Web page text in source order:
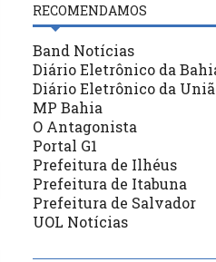
RECOMENDAMOS
Band Notícias
Diário Eletrônico da
Diário Eletrônico da
MP Bahia
O Antagonista
Portal G1
Prefeitura de Ilhéus
Prefeitura de Itabuna
Prefeitura de Salvador
UOL Notícias